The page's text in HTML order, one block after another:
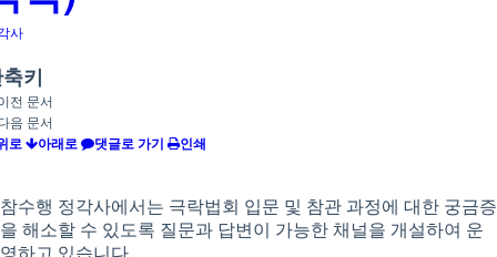
사
키
전 문서
음 문서
로 아래로 댓글로 가기 인쇄
참수행 정각사에서는 극락법회 입문 및 참관 과정에 대한 궁금증
을 해소할 수 있도록 질문과 답변이 가능한 채널을 개설하여 운
영하고 있습니다.